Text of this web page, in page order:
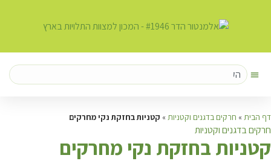
דף הבית » חרקים בדגנים וקטניות » קטניות בחזקת נקי מחרקים
חרקים בדגנים וקטניות
קטניות בחזקת נקי מחרקים